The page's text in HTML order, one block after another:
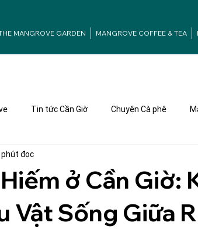
MANGROVE GARDEN MANGROVE COFFEE & TEA
Tin tức Cần Giờ Chuyện Cà phê
ở Cần Giờ:
Vật Sống Giữa
phút đọc